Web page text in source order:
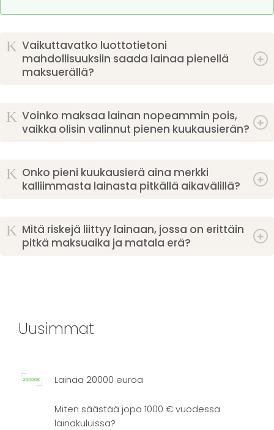
K Vaikuttavatko luottotietoni
mahdollisuuksiin saada lainaa pienellä
maksuerällä?
K Voinko maksaa lainan nopeammin pois,
vaikka olisin valinnut pienen kuukausierän?
K Onko pieni kuukausierä aina merkki
kalliimmasta lainasta pitkällä aikavälillä?
K Mitä riskejä liittyy lainaan, jossa on erittäin
pitkä maksuaika ja matala erä?
Uusimmat
Lainaa 20000 euroa
Miten säästää jopa 1000 € vuodessa
lainakuluissa?